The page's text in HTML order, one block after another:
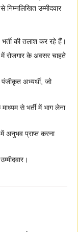
निम्नलिखित उम्मीदवार
की तलाश कर रहे हैं।
में रोजगार के अवसर चाहते
अभ्यर्थी, जो
से भर्ती में भाग लेना
में अनुभव प्राप्त करना